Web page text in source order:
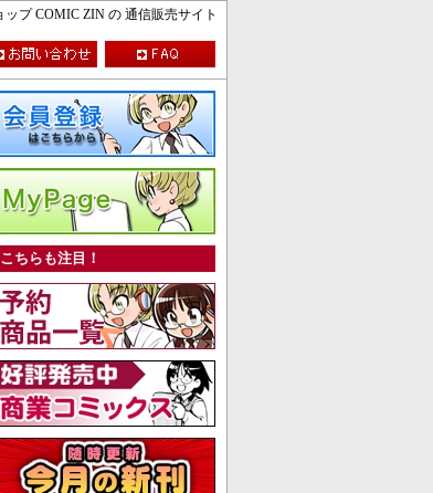
プ COMIC ZIN の 通信販売サイト
こちらも注目！